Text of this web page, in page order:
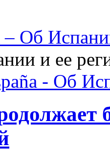
– Об
и ее
- Об